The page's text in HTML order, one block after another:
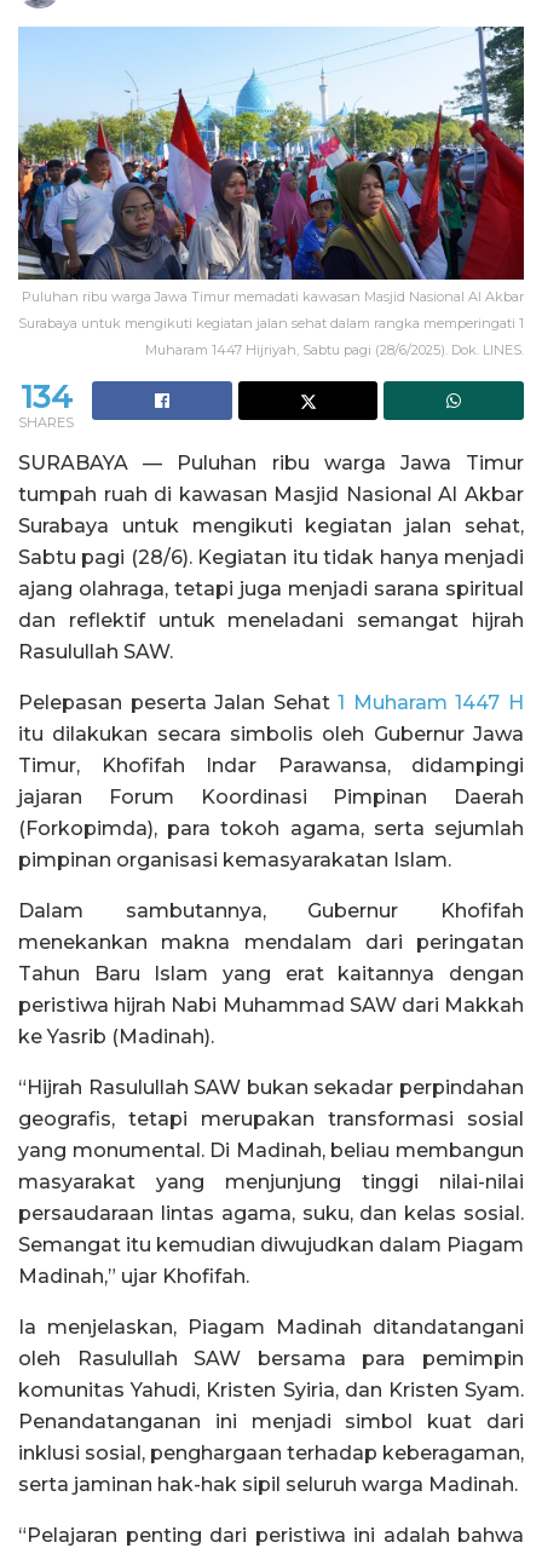
Puluhan ribu warga Jawa Timur memadati kawasan Masjid Nasional Al Akbar
Surabaya untuk mengikuti kegiatan jalan sehat dalam rangka memperingati 1
Muharam 1447 Hijriyah, Sabtu pagi (28/6/2025). Dok. LINES.
134
SHARES
SURABAYA — Puluhan ribu warga Jawa Timur
tumpah ruah di kawasan Masjid Nasional Al Akbar
Surabaya untuk mengikuti kegiatan jalan sehat,
Sabtu pagi (28/6). Kegiatan itu tidak hanya menjadi
ajang olahraga, tetapi juga menjadi sarana spiritual
dan reflektif untuk meneladani semangat hijrah
Rasulullah SAW.
Pelepasan peserta Jalan Sehat1 Muharam 1447 H
itu dilakukan secara simbolis oleh Gubernur Jawa
Timur, Khofifah Indar Parawansa, didampingi
jajaran Forum Koordinasi Pimpinan Daerah
(Forkopimda), para tokoh agama, serta sejumlah
pimpinan organisasi kemasyarakatan Islam.
Dalam sambutannya, Gubernur Khofifah
menekankan makna mendalam dari peringatan
Tahun Baru Islam yang erat kaitannya dengan
peristiwa hijrah Nabi Muhammad SAW dari Makkah
ke Yasrib (Madinah).
“Hijrah Rasulullah SAW bukan sekadar perpindahan
geografis, tetapi merupakan transformasi sosial
yang monumental. Di Madinah, beliau membangun
masyarakat yang menjunjung tinggi nilai-nilai
persaudaraan lintas agama, suku, dan kelas sosial.
Semangat itu kemudian diwujudkan dalam Piagam
Madinah,” ujar Khofifah.
Ia menjelaskan, Piagam Madinah ditandatangani
oleh Rasulullah SAW bersama para pemimpin
komunitas Yahudi, Kristen Syiria, dan Kristen Syam.
Penandatanganan ini menjadi simbol kuat dari
inklusi sosial, penghargaan terhadap keberagaman,
serta jaminan hak-hak sipil seluruh warga Madinah.
“Pelajaran penting dari peristiwa ini adalah bahwa